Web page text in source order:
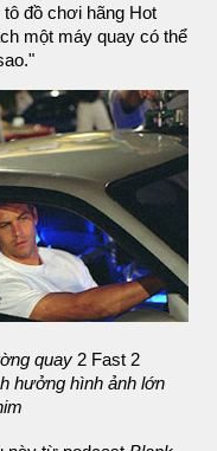
đồ chơi hãng Hot
một máy quay có thể
quay2 Fast 2
hưởng hình ảnh lớn